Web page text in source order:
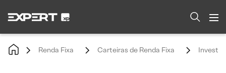
Renda Fixa Carteiras de Renda Fixa